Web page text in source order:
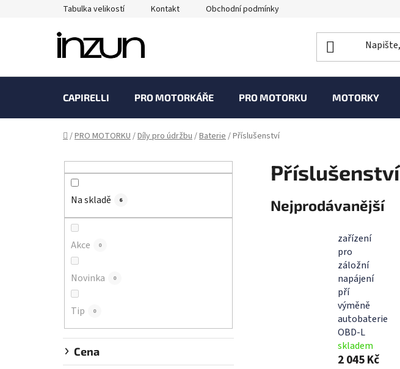
Tabulka velikostí Kontakt Obchodní podmínky
CAPIRELLI PRO MOTORKÁŘE PRO MOTORKU MOTORKY
Domů
/PRO MOTORKU/Díly pro údržbu/Baterie/Příslušenství
Na skladě 6
Akce 0
Novinka 0
Tip 0
Cena
Příslušenství
Nejprodávanější
zařízení
pro
záložní
napájení
pří
výměně
autobaterie
OBD-L
skladem
2 045 Kč